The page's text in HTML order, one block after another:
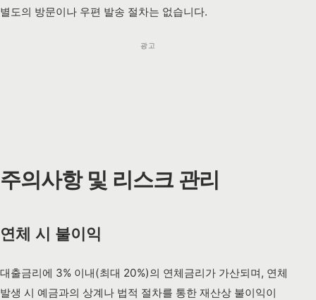
별도의 방문이나 우편 발송 절차는 없습니다.
광고
주의사항 및 리스크 관리
연체 시 불이익
대출금리에 3% 이내(최대 20%)의 연체금리가 가산되며, 연체
발생 시 예금과의 상계나 법적 절차를 통한 재산상 불이익이